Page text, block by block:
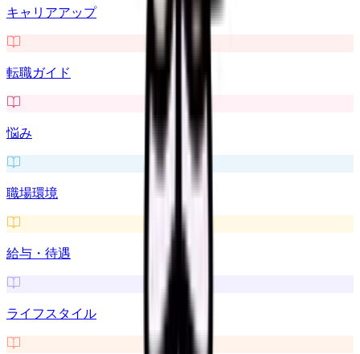
キャリアアップ
転職ガイド
悩み
職場環境
給与・待遇
ライフスタイル